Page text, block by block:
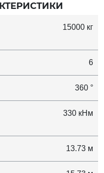
15000 кг
6
360 °
330 кНм
13.73 м